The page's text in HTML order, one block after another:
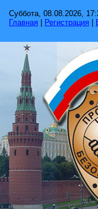
Суббота, 08.08.2026,
Главная
Регистрация